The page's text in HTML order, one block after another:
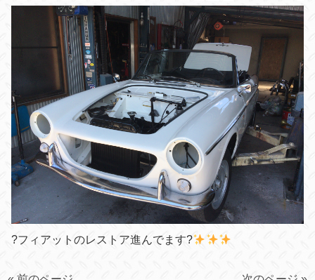
?フィアットのレストア進んでます?